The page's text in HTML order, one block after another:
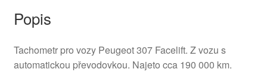
Popis
Tachometr pro vozy Peugeot 307 Facelift. Z vozu s
automatickou převodovkou. Najeto cca 190 000 km.